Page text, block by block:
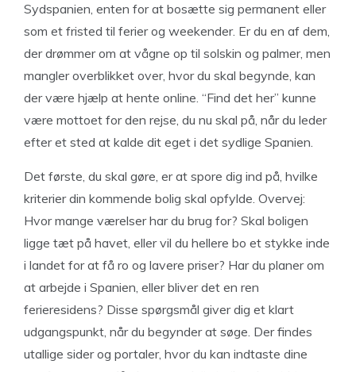
Sydspanien, enten for at bosætte sig permanent eller
som et fristed til ferier og weekender. Er du en af dem,
der drømmer om at vågne op til solskin og palmer, men
mangler overblikket over, hvor du skal begynde, kan
der være hjælp at hente online. “Find det her” kunne
være mottoet for den rejse, du nu skal på, når du leder
efter et sted at kalde dit eget i det sydlige Spanien.
Det første, du skal gøre, er at spore dig ind på, hvilke
kriterier din kommende bolig skal opfylde. Overvej:
Hvor mange værelser har du brug for? Skal boligen
ligge tæt på havet, eller vil du hellere bo et stykke inde
i landet for at få ro og lavere priser? Har du planer om
at arbejde i Spanien, eller bliver det en ren
ferieresidens? Disse spørgsmål giver dig et klart
udgangspunkt, når du begynder at søge. Der findes
utallige sider og portaler, hvor du kan indtaste dine